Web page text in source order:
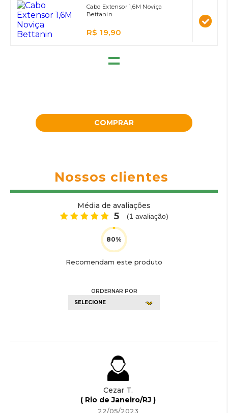
Cabo Extensor 1,6M Noviça
Bettanin
R$ 19,90
=
COMPRAR
Nossos clientes
Média de avaliações
5 (1 avaliação)
Recomendam este produto
ORDERNAR POR
SELECIONE
Cezar T.
( Rio de Janeiro/RJ )
22/05/2023